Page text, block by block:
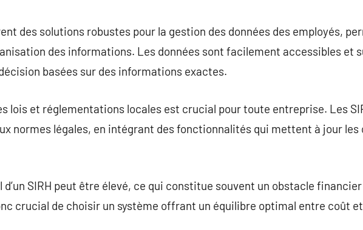
des solutions robustes pour la gestion des données des employés,
des informations. Les données sont facilement accessibles et
basées sur des informations exactes.
lois et réglementations locales est crucial pour toute entreprise. Les
normes légales, en intégrant des fonctionnalités qui mettent à jour
SIRH peut être élevé, ce qui constitue souvent un obstacle
crucial de choisir un système offrant un équilibre optimal entre coût